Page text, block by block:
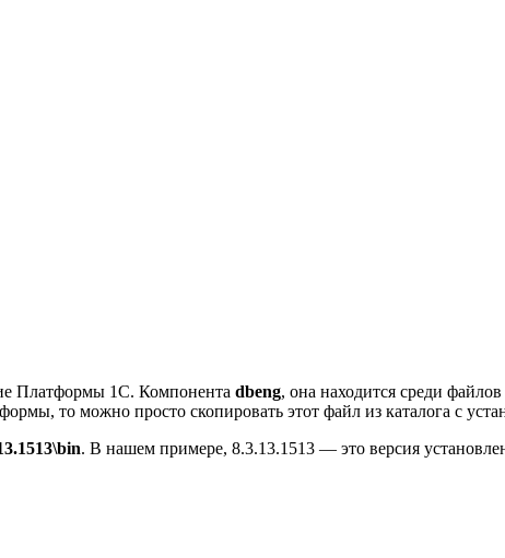
Платформы 1С. Компонента dbeng, она находится среди
то можно просто скопировать этот файл из каталога с
. В нашем примере, 8.3.13.1513 — это версия